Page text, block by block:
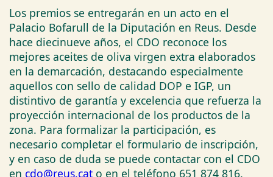
Los premios se entregarán en un acto en el
Palacio Bofarull de la Diputación en Reus. Desde
hace diecinueve años, el CDO reconoce los
mejores aceites de oliva virgen extra elaborados
en la demarcación, destacando especialmente
aquellos con sello de calidad DOP e IGP, un
distintivo de garantía y excelencia que refuerza la
proyección internacional de los productos de la
zona. Para formalizar la participación, es
necesario completar el formulario de inscripción,
y en caso de duda se puede contactar con el CDO
en cdo@reus.cat o en el teléfono 651 874 816.